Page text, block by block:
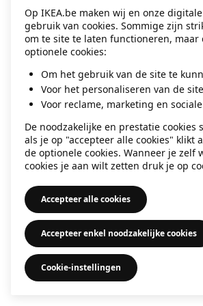
information).
Op IKEA.be maken wij en onze
gebruik van cookies. Sommige zijn
om te site te laten functioneren, maar
optionele cookies:
Om het gebruik van de site te
Voor het personaliseren van de site
Voor reclame, marketing en
De noodzakelijke en prestatie cookies
als je op "accepteer alle cookies" klikt
de optionele cookies. Wanneer je zelf
cookies je aan wilt zetten druk je op
Accepteer alle cookies
Accepteer enkel noodzakelijke cookies
Cookie-instellingen